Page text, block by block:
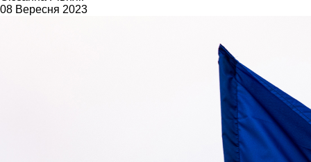
08 Вересня 2023